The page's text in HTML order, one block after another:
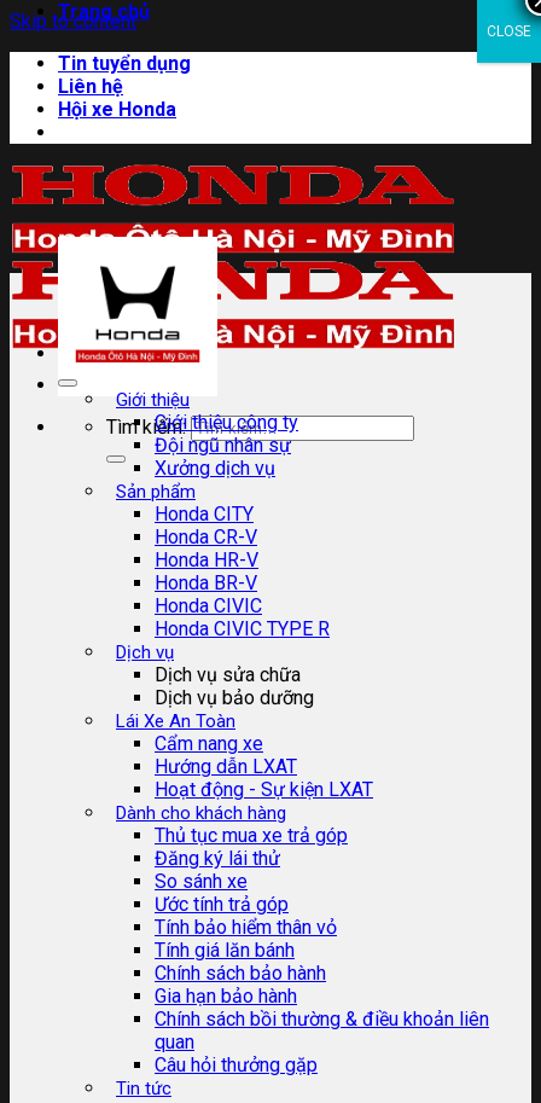
Skip to content
Trang chủ
Tin tuyển dụng
Liên hệ
Hội xe Honda
Tìm kiếm:
Giới thiệu
Giới thiệu công ty
Đội ngũ nhân sự
Xưởng dịch vụ
Sản phẩm
Honda CITY
Honda CR-V
Honda HR-V
Honda BR-V
Honda CIVIC
Honda CIVIC TYPE R
Dịch vụ
Dịch vụ sửa chữa
Dịch vụ bảo dưỡng
Lái Xe An Toàn
Cẩm nang xe
Hướng dẫn LXAT
Hoạt động - Sự kiện LXAT
Dành cho khách hàng
Thủ tục mua xe trả góp
Đăng ký lái thử
So sánh xe
Ước tính trả góp
Tính bảo hiểm thân vỏ
Tính giá lăn bánh
Chính sách bảo hành
Gia hạn bảo hành
Chính sách bồi thường & điều khoản liên
quan
Câu hỏi thưởng gặp
Tin tức
CLOSE